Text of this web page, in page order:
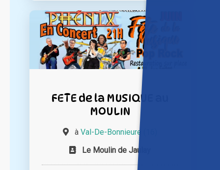
FETE de la MUSIQUE au
MOULIN
à Val-De-Bonnieure (16)
Le Moulin de Jaulay